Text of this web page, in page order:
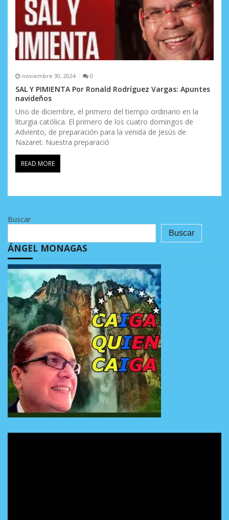
noviembre 30, 2024 0
SAL Y PIMIENTA Por Ronald Rodríguez Vargas: Apuntes
navideños
Uno de diciembre, el primero del tiempo ordinario en la
liturgia católica. El primero de los cuatro domingos de
Adviento, de preparación para la venida de Jesús de
Nazaret. Nuestra preparació
READ MORE
Buscar
Buscar
ÁNGEL MONAGAS